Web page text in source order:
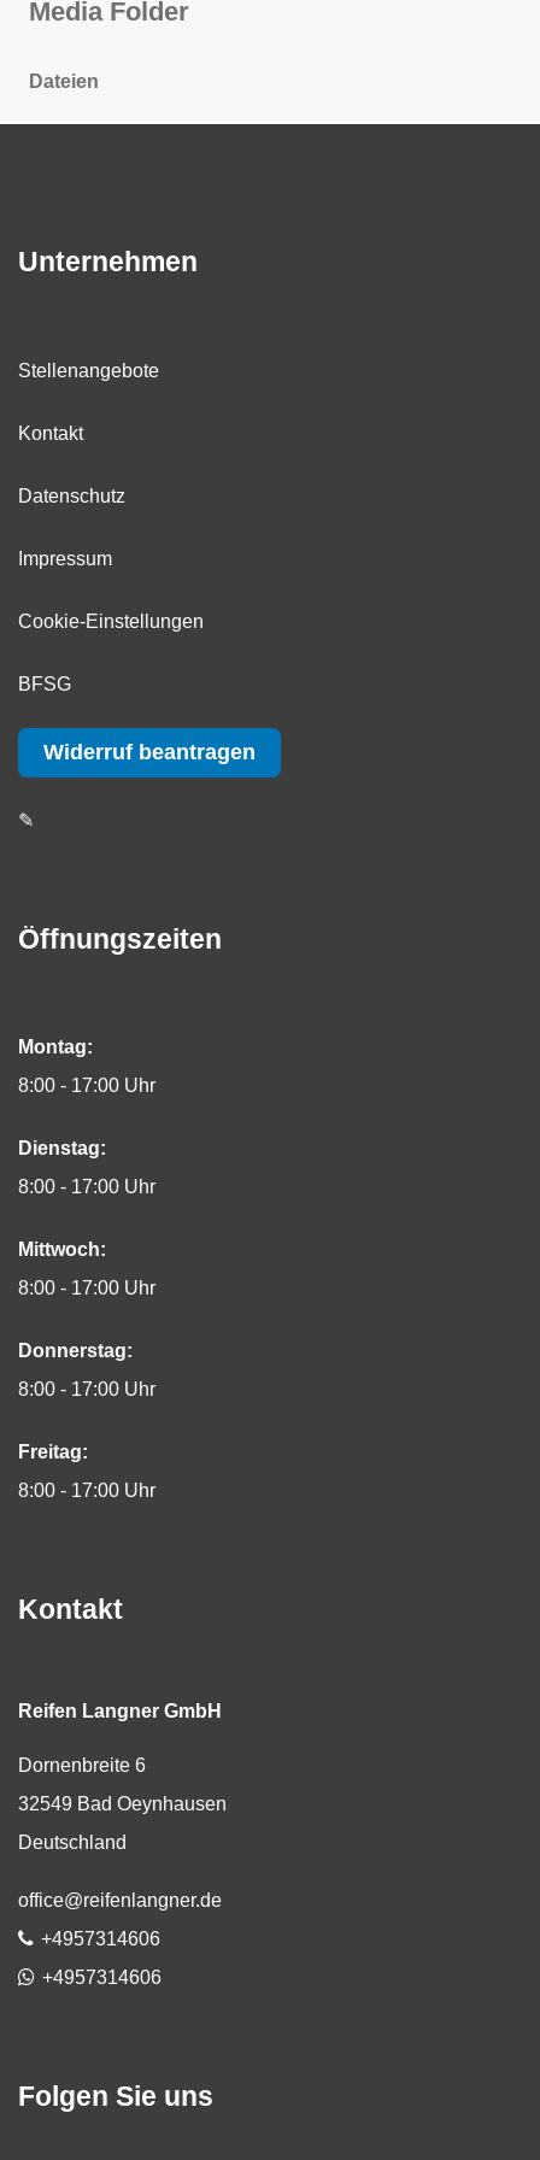
Media Folder
Dateien
Unternehmen
Stellenangebote
Kontakt
Datenschutz
Impressum
Cookie-Einstellungen
BFSG
Widerruf beantragen
✎
Öffnungszeiten
Montag:
8:00 - 17:00 Uhr
Dienstag:
8:00 - 17:00 Uhr
Mittwoch:
8:00 - 17:00 Uhr
Donnerstag:
8:00 - 17:00 Uhr
Freitag:
8:00 - 17:00 Uhr
Kontakt
Reifen Langner GmbH
Dornenbreite 6
32549 Bad Oeynhausen
Deutschland
E-Mail:
office@reifenlangner.de
Telefon:
+4957314606
WhatsApp
+4957314606
Folgen Sie uns